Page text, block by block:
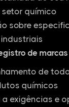
químico
sobre
de marcas
de
químicos
a exigências e